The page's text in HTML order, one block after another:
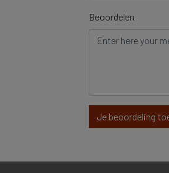
Beoordelen
Je beoordeling